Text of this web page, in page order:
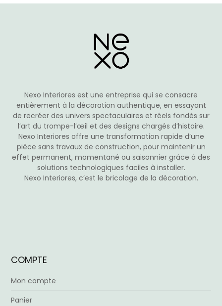
produit
Nexo Interiores est une entreprise qui se consacre
entièrement à la décoration authentique, en essayant
de recréer des univers spectaculaires et réels fondés sur
l’art du trompe-l’œil et des designs chargés d’histoire.
Nexo Interiores offre une transformation rapide d’une
pièce sans travaux de construction, pour maintenir un
effet permanent, momentané ou saisonnier grâce à des
solutions technologiques faciles à installer.
Nexo Interiores, c’est le bricolage de la décoration.
COMPTE
Mon compte
Panier